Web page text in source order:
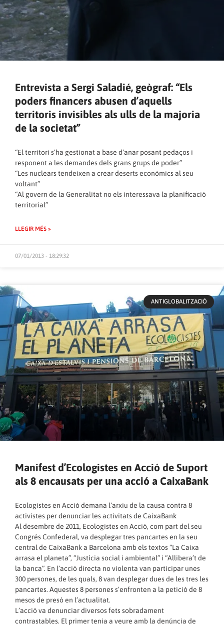
Entrevista a Sergi Saladié, geògraf: “Els
poders financers abusen d’aquells
territoris invisibles als ulls de la majoria
de la societat”
“El territori s’ha gestionat a base d’anar posant pedaços i
responent a les demandes dels grans grups de poder”
“Les nuclears tendeixen a crear deserts econòmics al seu
voltant”
“Al govern de la Generalitat no els interessava la planificació
territorial”
LLEGIR MÉS »
07/01/2013 - 18:29:32
ANTIGLOBALITZACIÓ
Manifest d’Ecologistes en Acció de Suport
als 8 encausats per una acció a CaixaBank
Ecologistes en Acció demana l’arxiu de la causa contra 8
activistes per denunciar les activitats de CaixaBank
Al desembre de 2011, Ecologistes en Acció, com part del seu
Congrés Confederal, va desplegar tres pancartes en la seu
central de CaixaBanka Barcelona amb els textos “La Caixa
arrasa el planeta”, “Justícia social i ambiental” i “Allibera’t de
la banca”. En l’acció directa no violenta van participar unes
300 persones, de les quals, 8 van desplegar dues de les tres les
pancartes. Aquestes 8 persones s’enfronten a la petició de 8
mesos de presó en l’actualitat.
L’acció va denunciar diversos fets sobradament
contrastables. El primer tenia a veure amb la denúncia de